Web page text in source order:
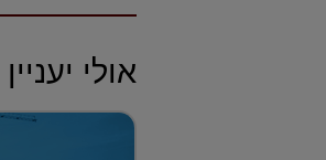
אולי